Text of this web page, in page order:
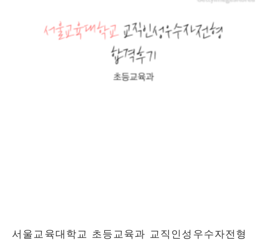
서울교육대학교 초등교육과 교직인성우수자전형